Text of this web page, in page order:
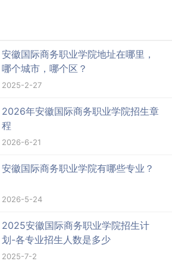
安徽国际商务职业学院地址在哪里，
哪个城市，哪个区？
2025-2-27
2026年安徽国际商务职业学院招生章
程
2026-6-21
安徽国际商务职业学院有哪些专业？
2026-5-24
2025安徽国际商务职业学院招生计
划-各专业招生人数是多少
2025-7-2